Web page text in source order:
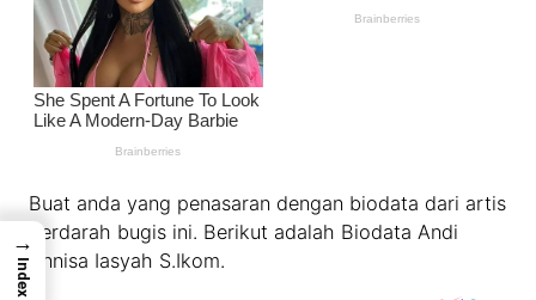
Buat anda yang penasaran dengan biodata dari artis
berdarah bugis ini. Berikut adalah Biodata Andi
Annisa Iasyah S.Ikom.
→
Index